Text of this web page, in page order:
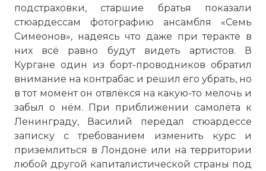
подстраховки, старшие братья показали
стюардессам фотографию ансамбля «Семь
Симеонов», надеясь что даже при теракте в
них всё равно будут видеть артистов. В
Кургане один из борт-проводников обратил
внимание на контрабас и решил его убрать, но
в тот момент он отвлёкся на какую-то мелочь и
забыл о нём. При приближении самолёта к
Ленинграду, Василий передал стюардессе
записку с требованием изменить курс и
приземлиться в Лондоне или на территории
любой другой капиталистической страны под
☓